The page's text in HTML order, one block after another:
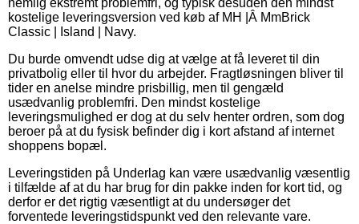
kostelige leveringsversion ved køb af MH |Â MmBrick
Classic | Island | Navy.
Du burde omvendt udse dig at vælge at få leveret til din
privatbolig eller til hvor du arbejder. Fragtløsningen bliver til
tider en anelse mindre prisbillig, men til gengæld
usædvanlig problemfri. Den mindst kostelige
leveringsmulighed er dog at du selv henter ordren, som dog
beroer på at du fysisk befinder dig i kort afstand af internet
shoppens bopæl.
Leveringstiden på Underlag kan være usædvanlig væsentlig
i tilfælde af at du har brug for din pakke inden for kort tid, og
derfor er det rigtig væsentligt at du undersøger det
forventede leveringstidspunkt ved den relevante vare.